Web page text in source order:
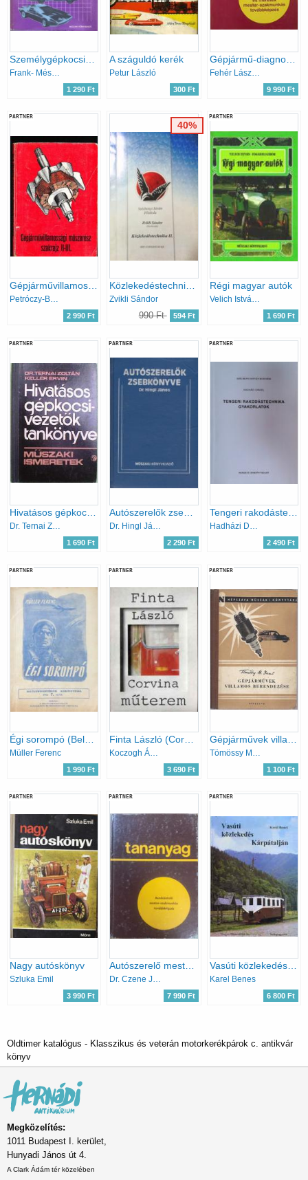
1 290 Ft
A száguldó kerék
Petur László
300 Ft
Gépjármű-diagnosztikai gyakorlatok és mérések mester-szakmunkás továbbképzés - tananyag
Fehér László-Sári László
9 990 Ft
PARTNER
Gépjárművillamossági műszerész szakrajz II.-III.
Petróczy-Borsi
2 990 Ft
Közlekedéstechnika II.
Zvikli Sándor
990 Ft 594 Ft
40%
PARTNER
Régi magyar autók
Velich István-Fogarasi Gábor
1 690 Ft
PARTNER
Dr. Ternai Zoltán-Keller Ervin
1 690 Ft
PARTNER
Dr. Hingl János
2 290 Ft
PARTNER
Tengeri rakodástechnika gyakorlatok
Hadházi Dániel
2 490 Ft
PARTNER
Müller Ferenc
1 990 Ft
PARTNER
3 690 Ft
PARTNER
1 100 Ft
PARTNER
Nagy autóskönyv
Szluka Emil
3 990 Ft
PARTNER
Dr. Czene János; Dr. Varga Zoltán
7 990 Ft
PARTNER
Vasúti közlekedés kárpátalján
Karel Benes
6 800 Ft
Oldtimer katalógus - Klasszikus és veterán motorkerékpárok c. antikvár
könyv
Megközelítés:
1011 Budapest I. kerület,
Hunyadi János út 4.
A Clark Ádám tér közelében